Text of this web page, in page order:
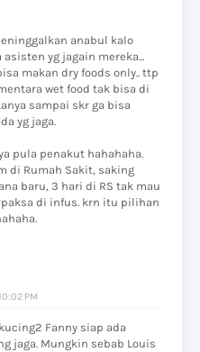
anabul kalo
yg jagain mereka...
makan dry foods only.. ttp
wet food tak bisa di
sampai skr ga bisa
yg jaga.
pula penakut hahahaha.
di Rumah Sakit, saking
baru, 3 hari di RS tak mau
di infus. krn itu pilihan
PM
Fanny siap ada
jaga. Mungkin sebab Louis